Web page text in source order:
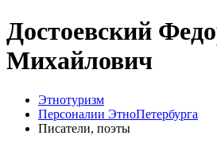
Достоевский
Михайлович
Этнотуризм
Персоналии ЭтноПетербурга
Писатели, поэты